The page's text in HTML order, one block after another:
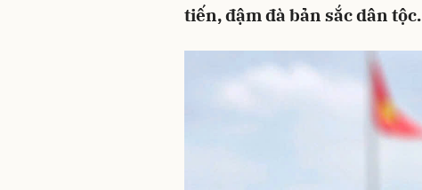
tiến, đậm đà bản sắc dân tộc.